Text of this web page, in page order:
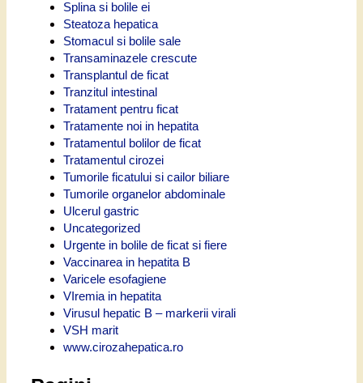
Splina si bolile ei
Steatoza hepatica
Stomacul si bolile sale
Transaminazele crescute
Transplantul de ficat
Tranzitul intestinal
Tratament pentru ficat
Tratamente noi in hepatita
Tratamentul bolilor de ficat
Tratamentul cirozei
Tumorile ficatului si cailor biliare
Tumorile organelor abdominale
Ulcerul gastric
Uncategorized
Urgente in bolile de ficat si fiere
Vaccinarea in hepatita B
Varicele esofagiene
VIremia in hepatita
Virusul hepatic B – markerii virali
VSH marit
www.cirozahepatica.ro